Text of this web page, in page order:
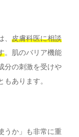
皮膚科医に相談
。肌のバリア機能
分の刺激を受けや
あります。
うか」も非常に重